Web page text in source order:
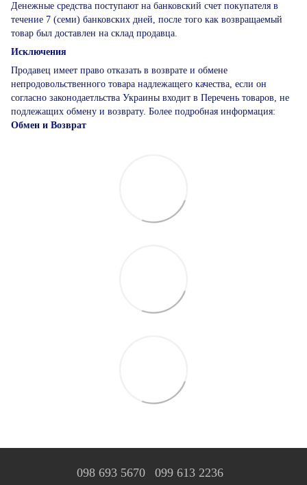
Денежные средства поступают на банковский счет покупателя в
течение 7 (семи) банковских дней, после того как возвращаемый
товар был доставлен на склад продавца.
Исключения
Продавец имеет право отказать в возврате и обмене
непродовольственного товара надлежащего качества, если он
согласно законодаетльства Украины входит в Перечень товаров, не
подлежащих обмену и возврату. Более подробная информация:
Обмен и Возврат
098 693 5670 099 613 2236